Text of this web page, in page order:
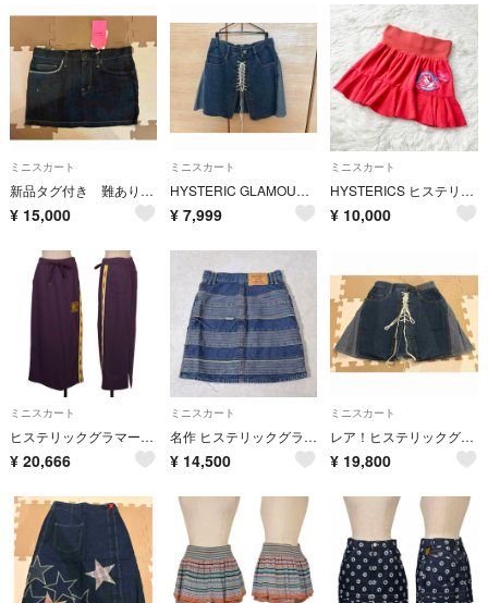
ミニスカート
新品タグ付き 難あり ヒステリックグラマー ヒステリックス デニムミニスカート
¥ 15,000
ミニスカート
HYSTERIC GLAMOUR ミニスカート DENIM デニム Aライン
¥ 7,999
ミニスカート
HYSTERICS ヒステリックグラマー ワッペン ミニスカート y2k
¥ 10,000
ミニスカート
ヒステリックグラマーHYSTERIC GLAMOUR ガールプリントサイドテーピングスカート 紫黄他F
¥ 20,666
ミニスカート
名作 ヒステリックグラマー ウミヘビ Aライン デニム ミニスカート 24
¥ 14,500
ミニスカート
レア！ヒステリックグラマー デニムミニスカート
¥ 19,800